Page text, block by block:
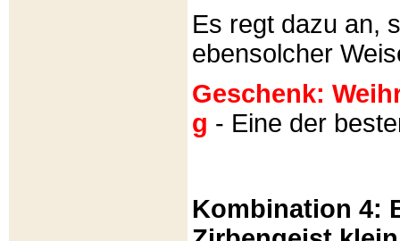
Es regt dazu an,
ebensolcher
Geschenk:
g - Eine der
Kombination 4: